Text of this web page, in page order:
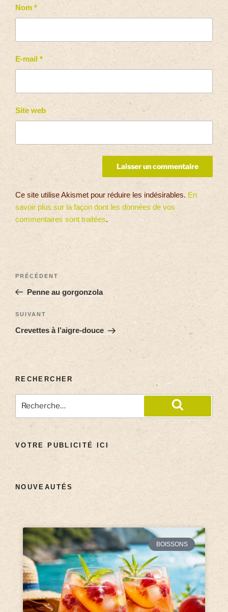
Nom *
E-mail *
Site web
Ce site utilise Akismet pour réduire les indésirables. En
savoir plus sur la façon dont les données de vos
commentaires sont traitées.
PRÉCÉDENT
Penne au gorgonzola
SUIVANT
Crevettes à l’aigre-douce
RECHERCHER
VOTRE PUBLICITÉ ICI
NOUVEAUTÉS
BOISSONS